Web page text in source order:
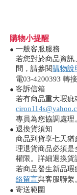
購物小提醒
● 一般客服服務
若您對於商品資
問，請參閱購物說
電03-4200393 轉
● 客訴信箱
若有商品重大瑕
專員為您協調處理
● 退換貨須知
商品到貨享七天猶
理退貨商品必須
權限。詳細退換貨
若商品發生新品
絡留言與客服聯繫
● 寄送範圍